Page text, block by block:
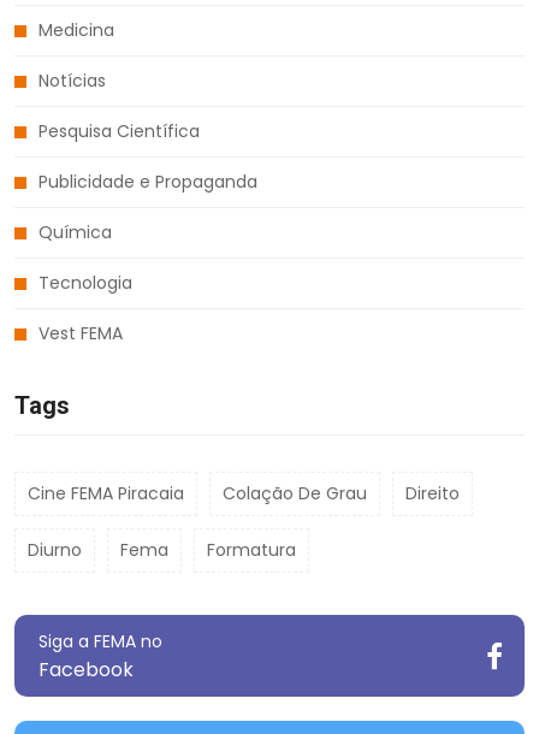
Medicina
Notícias
Pesquisa Científica
Publicidade e Propaganda
Química
Tecnologia
Vest FEMA
Tags
Cine FEMA Piracaia Colação De Grau Direito
Diurno Fema Formatura
Siga a FEMA no
Facebook